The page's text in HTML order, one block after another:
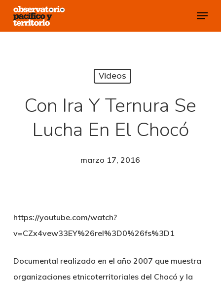
Skip
Menu
Videos
Con Ira Y Ternura Se
Lucha En El Chocó
marzo 17, 2016
https://youtube.com/watch?
v=CZx4vew33EY%26rel%3D0%26fs%3D1
Documental realizado en el año 2007 que muestra
organizaciones etnicoterritoriales del Chocó y la
Close